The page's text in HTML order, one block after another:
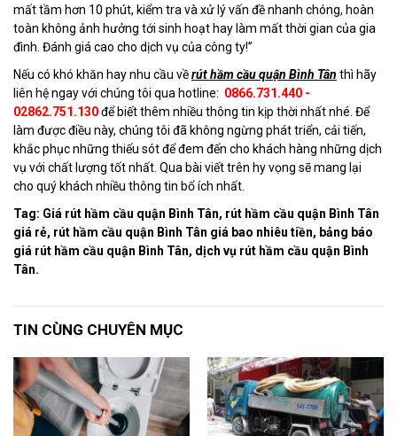
mất tầm hơn 10 phút, kiểm tra và xử lý vấn đề nhanh chóng, hoàn
toàn không ảnh hưởng tới sinh hoạt hay làm mất thời gian của gia
đình. Đánh giá cao cho dịch vụ của công ty!”
Nếu có khó khăn hay nhu cầu vềrút hầm cầu quận Bình Tân thì hãy
liên hệ ngay với chúng tôi qua hotline: 0866.731.440 -
02862.751.130để biết thêm nhiều thông tin kịp thời nhất nhé. Để
làm được điều này, chúng tôi đã không ngừng phát triển, cải tiến,
khắc phục những thiếu sót để đem đến cho khách hàng những dịch
vụ với chất lượng tốt nhất. Qua bài viết trên hy vọng sẽ mang lại
cho quý khách nhiều thông tin bổ ích nhất.
Tag: Giá rút hầm cầu quận Bình Tân, rút hầm cầu quận Bình Tân
giá rẻ, rút hầm cầu quận Bình Tân giá bao nhiêu tiền, bảng báo
giá rút hầm cầu quận Bình Tân, dịch vụ rút hầm cầu quận Bình
Tân.
TIN CÙNG CHUYÊN MỤC